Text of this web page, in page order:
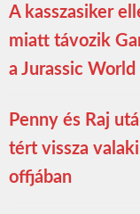
A kasszasiker
miatt távozik
a Jurassic World
Penny és Raj
tért vissza
offjában